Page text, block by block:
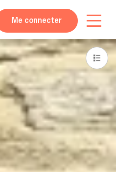
Me connecter